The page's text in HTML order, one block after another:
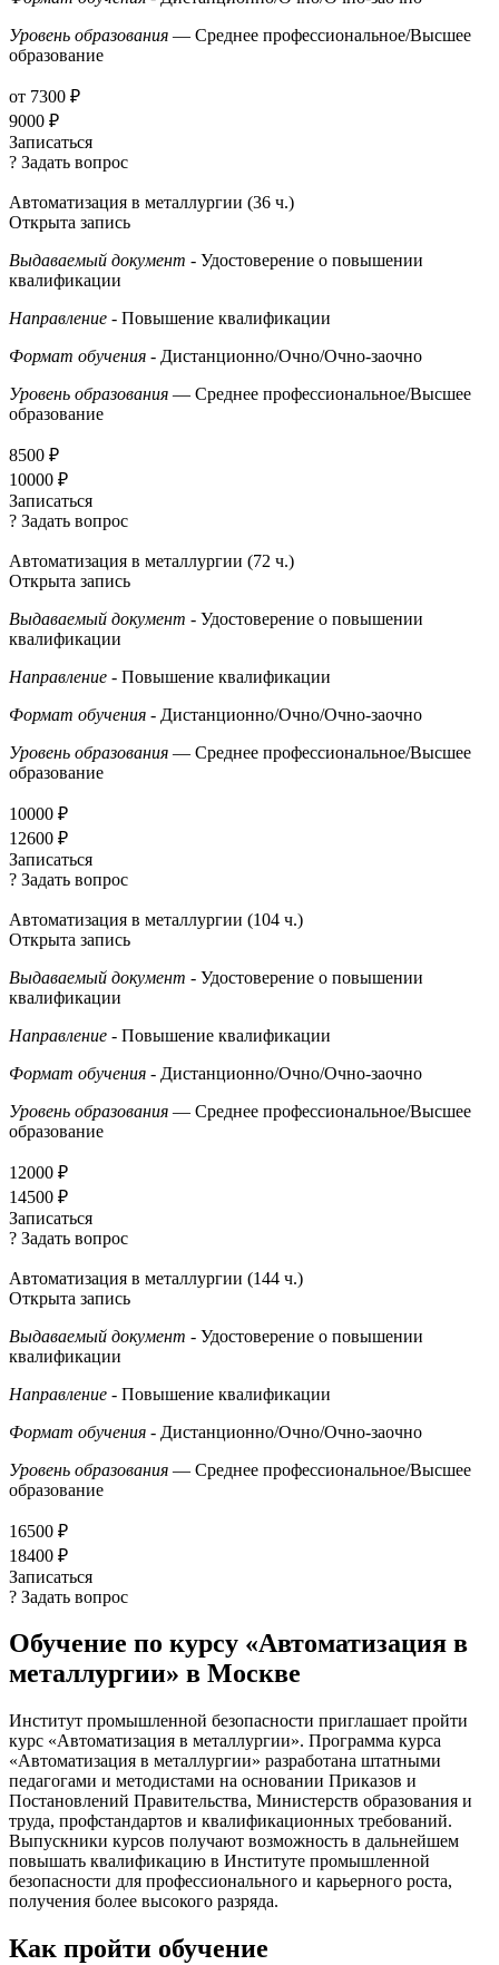
Уровень образования — Среднее профессиональное/Высшее
образование
от 7300 ₽
9000 ₽
Записаться
? Задать вопрос
Автоматизация в металлургии (36 ч.)
Открыта запись
Выдаваемый документ - Удостоверение о повышении
квалификации
Направление - Повышение квалификации
Формат обучения - Дистанционно/Очно/Очно-заочно
Уровень образования — Среднее профессиональное/Высшее
образование
8500 ₽
10000 ₽
Записаться
? Задать вопрос
Автоматизация в металлургии (72 ч.)
Открыта запись
Выдаваемый документ - Удостоверение о повышении
квалификации
Направление - Повышение квалификации
Формат обучения - Дистанционно/Очно/Очно-заочно
Уровень образования — Среднее профессиональное/Высшее
образование
10000 ₽
12600 ₽
Записаться
? Задать вопрос
Автоматизация в металлургии (104 ч.)
Открыта запись
Выдаваемый документ - Удостоверение о повышении
квалификации
Направление - Повышение квалификации
Формат обучения - Дистанционно/Очно/Очно-заочно
Уровень образования — Среднее профессиональное/Высшее
образование
12000 ₽
14500 ₽
Записаться
? Задать вопрос
Автоматизация в металлургии (144 ч.)
Открыта запись
Выдаваемый документ - Удостоверение о повышении
квалификации
Направление - Повышение квалификации
Формат обучения - Дистанционно/Очно/Очно-заочно
Уровень образования — Среднее профессиональное/Высшее
образование
16500 ₽
18400 ₽
Записаться
? Задать вопрос
Обучение по курсу «Автоматизация в
металлургии» в Москве
Институт промышленной безопасности приглашает пройти
курс «Автоматизация в металлургии». Программа курса
«Автоматизация в металлургии» разработана штатными
педагогами и методистами на основании Приказов и
Постановлений Правительства, Министерств образования и
труда, профстандартов и квалификационных требований.
Выпускники курсов получают возможность в дальнейшем
повышать квалификацию в Институте промышленной
безопасности для профессионального и карьерного роста,
получения более высокого разряда.
Как пройти обучение